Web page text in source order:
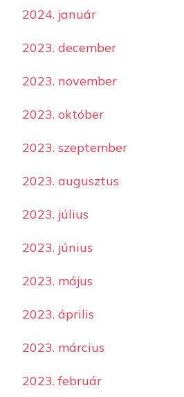
2024. január
2023. december
2023. november
2023. október
2023. szeptember
2023. augusztus
2023. július
2023. június
2023. május
2023. április
2023. március
2023. február